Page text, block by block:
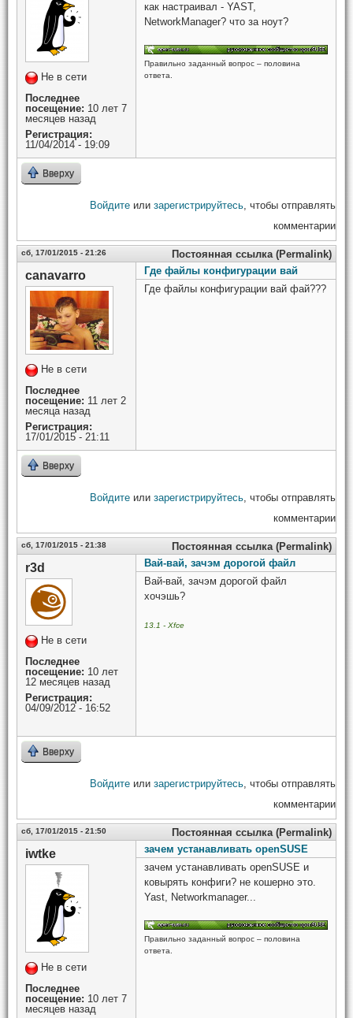
Не в сети
Последнее
посещение: 10 лет 7
месяцев назад
Регистрация:
11/04/2014 - 19:09
как настраивал - YAST,
NetworkManager? что за ноут?
Правильно заданный вопрос – половина
ответа.
Вверху
Войдите или зарегистрируйтесь, чтобы отправлять
комментарии
сб, 17/01/2015 - 21:26 Постоянная ссылка (Permalink)
canavarro
Не в сети
Последнее
посещение: 11 лет 2
месяца назад
Регистрация:
17/01/2015 - 21:11
Где файлы конфигурации вай
Где файлы конфигурации вай фай???
Вверху
Войдите или зарегистрируйтесь, чтобы отправлять
комментарии
сб, 17/01/2015 - 21:38 Постоянная ссылка (Permalink)
r3d
Не в сети
Последнее
посещение: 10 лет
12 месяцев назад
Регистрация:
04/09/2012 - 16:52
Вай-вай, зачэм дорогой файл
Вай-вай, зачэм дорогой файл
хочэшь?
13.1 - Xfce
Вверху
Войдите или зарегистрируйтесь, чтобы отправлять
комментарии
сб, 17/01/2015 - 21:50 Постоянная ссылка (Permalink)
iwtke
Не в сети
Последнее
посещение: 10 лет 7
месяцев назад
зачем устанавливать openSUSE
зачем устанавливать openSUSE и
ковырять конфиги? не кошерно это.
Yast, Networkmanager...
Правильно заданный вопрос – половина
ответа.